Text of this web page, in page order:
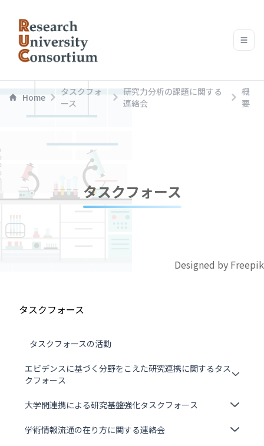
Home
タスクフォ
ース
研究力分析の課題に関する
連絡会
概
要
タスクフォース
Designed by Freepik
タスクフォース
タスクフォースの活動
エビデンスに基づく分野をこえた研究連携に関するタス
クフォース
大学間連携による研究基盤強化タスクフォース
学術情報流通の在り方に関する連絡会